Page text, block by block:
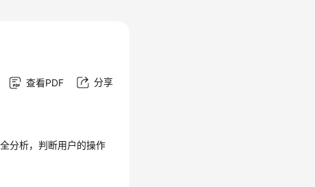
查看PDF 分享
分析，判断用户的操作